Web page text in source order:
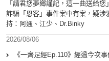
「請君您夢鄉謹記，這一曲送給
詐騙「恩客」事件案中有案，疑
持：阿通、江少、Dr.Binky
2026/08/06
《一齊足經Ep.110》經過今次